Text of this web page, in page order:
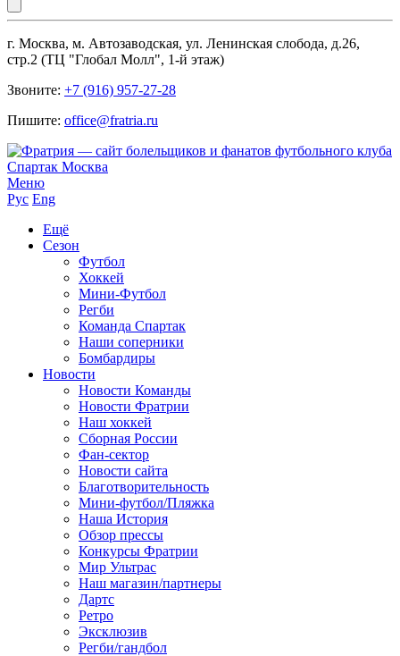
г. Москва, м. Автозаводская, ул. Ленинская слобода, д.26,
стр.2 (ТЦ "Глобал Молл", 1-й этаж)
Звоните: +7 (916) 957-27-28
Пишите: office@fratria.ru
Меню
Рус Eng
Ещё
Сезон
Футбол
Хоккей
Мини-Футбол
Регби
Команда Спартак
Наши соперники
Бомбардиры
Новости
Новости Команды
Новости Фратрии
Наш хоккей
Сборная России
Фан-cектор
Новости сайта
Благотворительность
Мини-футбол/Пляжка
Наша История
Обзор прессы
Конкурсы Фратрии
Мир Ультрас
Наш магазин/партнеры
Дартс
Ретро
Эксклюзив
Регби/гандбол